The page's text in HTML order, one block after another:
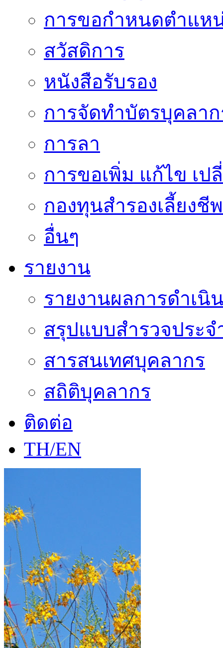
การขอกำหนดตำแห
สวัสดิการ
หนังสือรับรอง
การจัดทำบัตรบุคลา
การลา
การขอเพิ่ม แก้ไข เ
กองทุนสำรองเลี้ยงชีพ
อื่นๆ
รายงาน
รายงานผลการดำเนิ
สรุปแบบสำรวจประจ
สารสนเทศบุคลากร
สถิติบุคลากร
ติดต่อ
TH/EN